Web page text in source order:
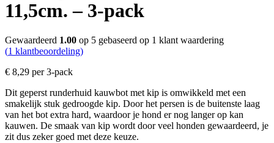
11,5cm. – 3-pack
Gewaardeerd 1.00 op 5 gebaseerd op 1 klant waardering
(1 klantbeoordeling)
€ 8,29 per 3-pack
Dit geperst runderhuid kauwbot met kip is omwikkeld met een
smakelijk stuk gedroogde kip. Door het persen is de buitenste laag
van het bot extra hard, waardoor je hond er nog langer op kan
kauwen. De smaak van kip wordt door veel honden gewaardeerd, je
zit dus zeker goed met deze keuze.